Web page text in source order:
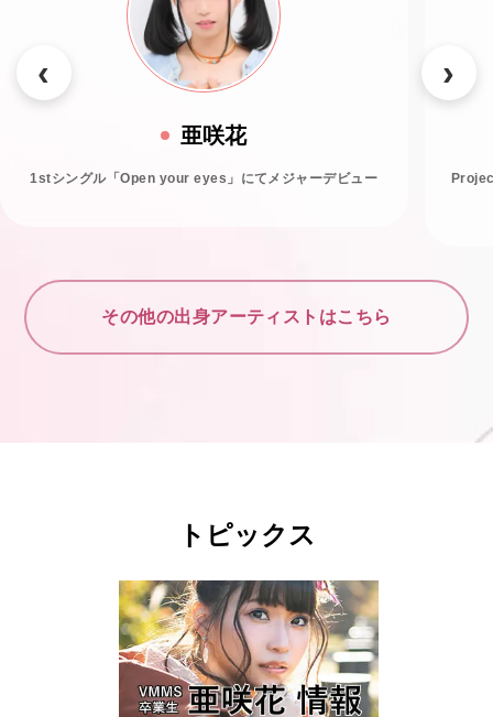
亜咲花
1stシングル「Open your eyes」にてメジャーデビュー
その他の出身アーティストはこちら
トピックス